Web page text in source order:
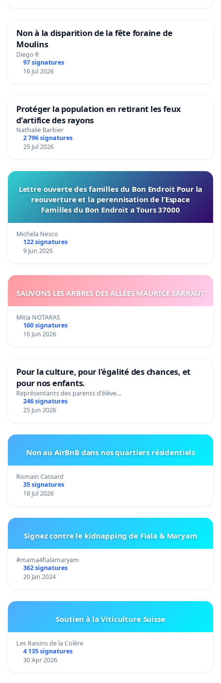
Non à la disparition de la fête foraine de
Moulins
Diego R
97 signatures
16 Jul 2026
Protéger la population en retirant les feux
d’artifice des rayons
Nathalie Barbier
2 796 signatures
25 Jul 2026
Lettre ouverte des familles du Bon Endroit Pour la
reouverture et la perennisation de l’Espace
Familles du Bon Endroit a Tours 37000
Michela Nesco
122 signatures
9 Jun 2026
SAUVONS LES ARBRES DES ALLÉES MAURICE SARRAUT
Mitia NOTARAS
160 signatures
16 Jun 2026
Pour la culture, pour l'égalité des chances, et
pour nos enfants.
Représentants des parents d'élève…
246 signatures
25 Jun 2026
Non au AirBnB dans nos quartiers résidentiels
Romain Cassard
35 signatures
18 Jul 2026
Signez contre le kidnapping de Fiala & Maryam
#mama4fialamaryam
362 signatures
20 Jan 2024
Soutien à la Viticulture Suisse
Les Raisins de la Colère
4 135 signatures
30 Apr 2026